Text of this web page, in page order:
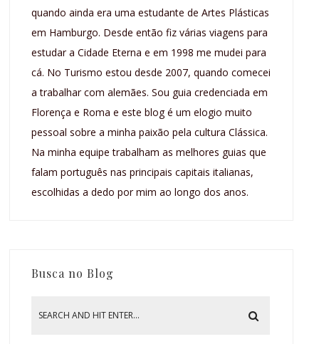
quando ainda era uma estudante de Artes Plásticas
em Hamburgo. Desde então fiz várias viagens para
estudar a Cidade Eterna e em 1998 me mudei para
cá. No Turismo estou desde 2007, quando comecei
a trabalhar com alemães. Sou guia credenciada em
Florença e Roma e este blog é um elogio muito
pessoal sobre a minha paixão pela cultura Clássica.
Na minha equipe trabalham as melhores guias que
falam português nas principais capitais italianas,
escolhidas a dedo por mim ao longo dos anos.
Busca no Blog